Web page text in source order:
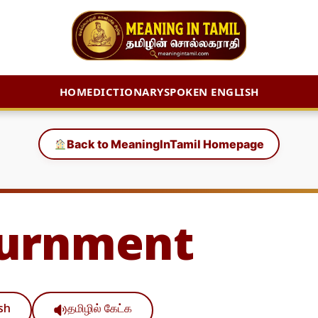
HOMEDICTIONARYSPOKEN ENGLISH
Back to MeaningInTamil Homepage
தமிழில் கேட்க